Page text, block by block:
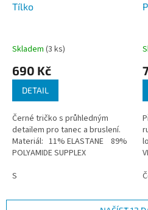
Tílko
Skladem (3 ks)
690 Kč
DETAIL
Černé tričko s průhledným
detailem pro tanec a bruslení.
Materiál: 11% ELASTANE 89%
POLYAMIDE SUPPLEX
S